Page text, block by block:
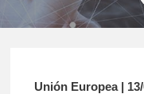
Unión Europea |